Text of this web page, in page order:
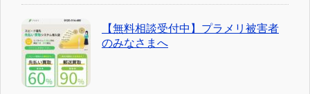
【無料相談受付中】プラメリ被害者
のみなさまへ